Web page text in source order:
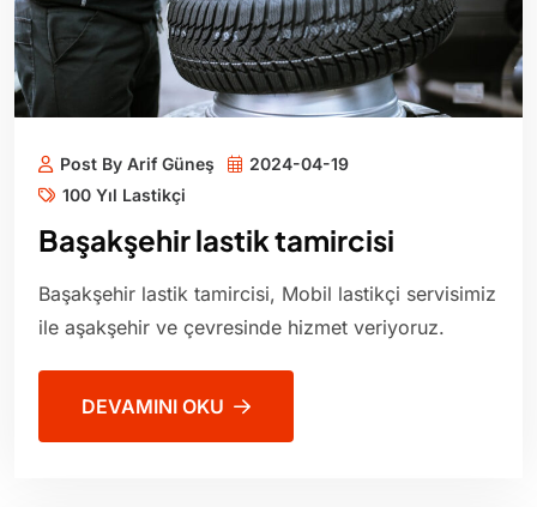
Post By Arif Güneş
2024-04-19
100 Yıl Lastikçi
Başakşehir lastik tamircisi
Başakşehir lastik tamircisi, Mobil lastikçi servisimiz
ile aşakşehir ve çevresinde hizmet veriyoruz.
DEVAMINI OKU